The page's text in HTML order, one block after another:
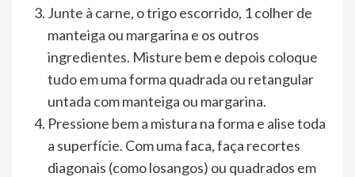
Junte à carne, o trigo escorrido, 1 colher de
manteiga ou margarina e os outros
ingredientes. Misture bem e depois coloque
tudo em uma forma quadrada ou retangular
untada com manteiga ou margarina.
Pressione bem a mistura na forma e alise toda
a superfície. Com uma faca, faça recortes
diagonais (como losangos) ou quadrados em